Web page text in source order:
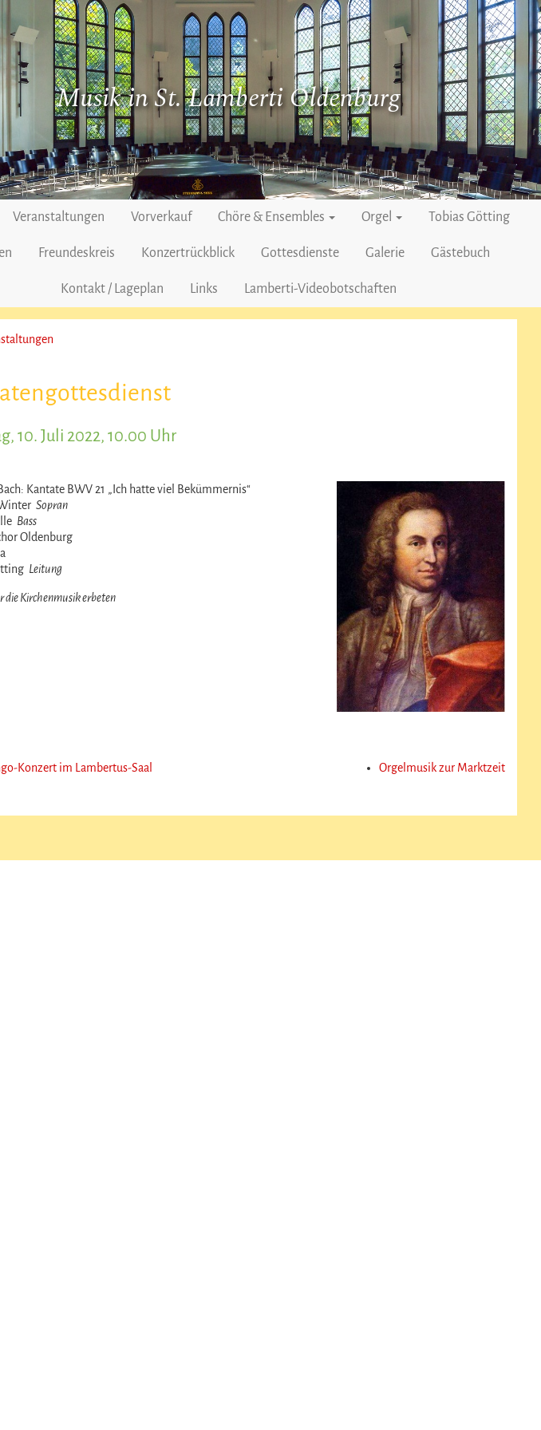
Musik in St. Lamberti Oldenburg
Veranstaltungen Vorverkauf Chöre & Ensembles Orgel Tobias Götting
Freundeskreis Konzertrückblick Gottesdienste Galerie Gästebuch
Kontakt / Lageplan Links Lamberti-Videobotschaften
10. Juli 2022, 10.00 Uhr
Kantate BWV 21 „Ich hatte viel Bekümmernis“
Sopran
Bass
Oldenburg
Leitung
die Kirchenmusik erbeten
Konzert im Lambertus-Saal Orgelmusik zur Marktzeit